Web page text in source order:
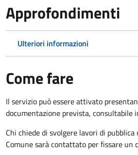
Approfondimenti
Ulteriori informazioni
Come fare
Il servizio può essere attivato
documentazione prevista, consultabile
Chi chiede di svolgere lavori di
Comune sarà contattato per fissare un